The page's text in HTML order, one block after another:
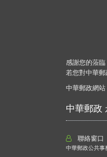
感謝您的蒞臨
若您對中華
中華郵政網站
中華郵政
聯絡窗口
中華郵政公共事